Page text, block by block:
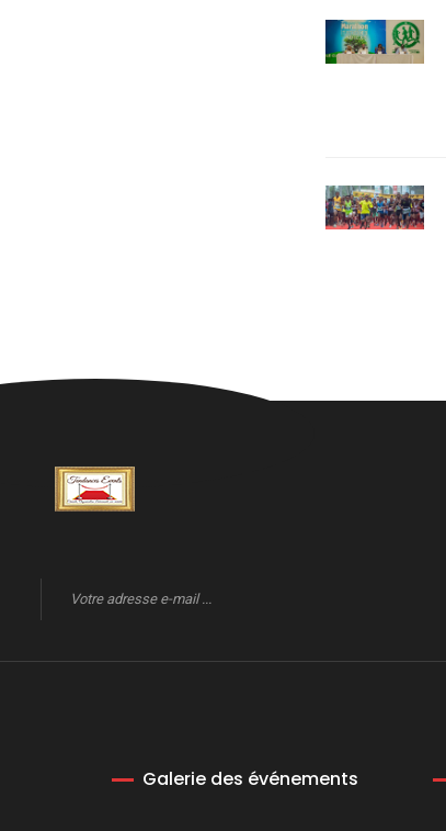
Galerie des événements